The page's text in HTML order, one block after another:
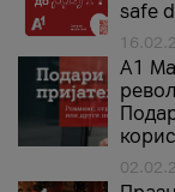
safe
А1